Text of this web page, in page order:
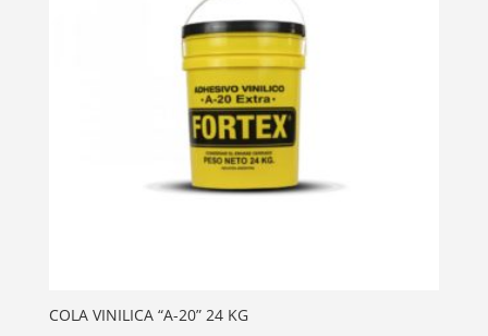
COLA VINILICA “A-20” 24 KG